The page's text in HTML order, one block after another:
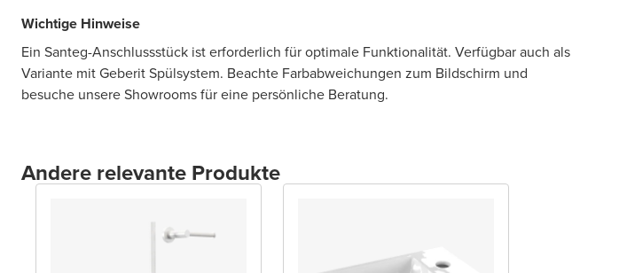
Wichtige Hinweise
Ein Santeg-Anschlussstück ist erforderlich für optimale Funktionalität. Verfügbar auch als
Variante mit Geberit Spülsystem. Beachte Farbabweichungen zum Bildschirm und
besuche unsere Showrooms für eine persönliche Beratung.
Andere relevante Produkte